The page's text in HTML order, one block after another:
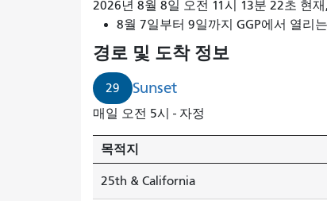
2026년 8월 8일 오전 11시 13분 22초 현
8월 7일부터 9일까지 GGP에서 열리
경로 및 도착 정보
29 Sunset
매일 오전 5시 - 자정
목적지
25th & California